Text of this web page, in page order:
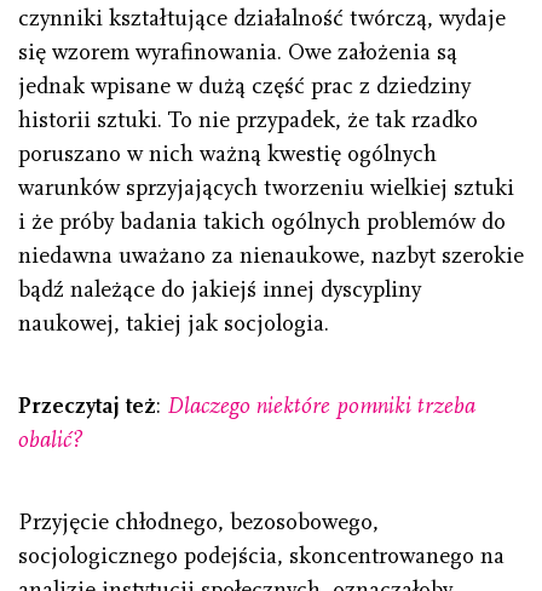
czynniki kształtujące działalność twórczą, wydaje
się wzorem wyrafinowania. Owe założenia są
jednak wpisane w dużą część prac z dziedziny
historii sztuki. To nie przypadek, że tak rzadko
poruszano w nich ważną kwestię ogólnych
warunków sprzyjających tworzeniu wielkiej sztuki
i że próby badania takich ogólnych problemów do
niedawna uważano za nienaukowe, nazbyt szerokie
bądź należące do jakiejś innej dyscypliny
naukowej, takiej jak socjologia.
Przeczytaj też: Dlaczego niektóre pomniki trzeba
obalić?
Przyjęcie chłodnego, bezosobowego,
socjologicznego podejścia, skoncentrowanego na